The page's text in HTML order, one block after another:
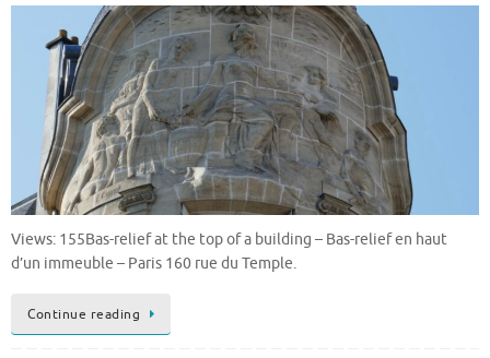
Views: 155Bas-relief at the top of a building – Bas-relief en haut
d’un immeuble – Paris 160 rue du Temple.
Continue reading